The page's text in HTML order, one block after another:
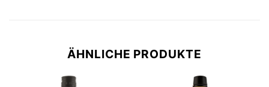
ÄHNLICHE PRODUKTE